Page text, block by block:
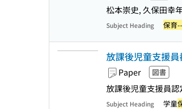
松本崇史, 久保田幸
Subject Heading 保育
放課後児童支援
Paper 図書
放課後児童支援員
Subject Heading 学童